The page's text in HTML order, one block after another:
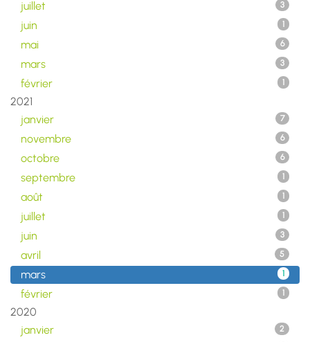
juillet 3
juin 1
mai 6
mars 3
février 1
2021
janvier
7
novembre 6
octobre 6
septembre 1
août 1
juillet 1
juin 3
avril 5
mars 1
février 1
2020
janvier
2